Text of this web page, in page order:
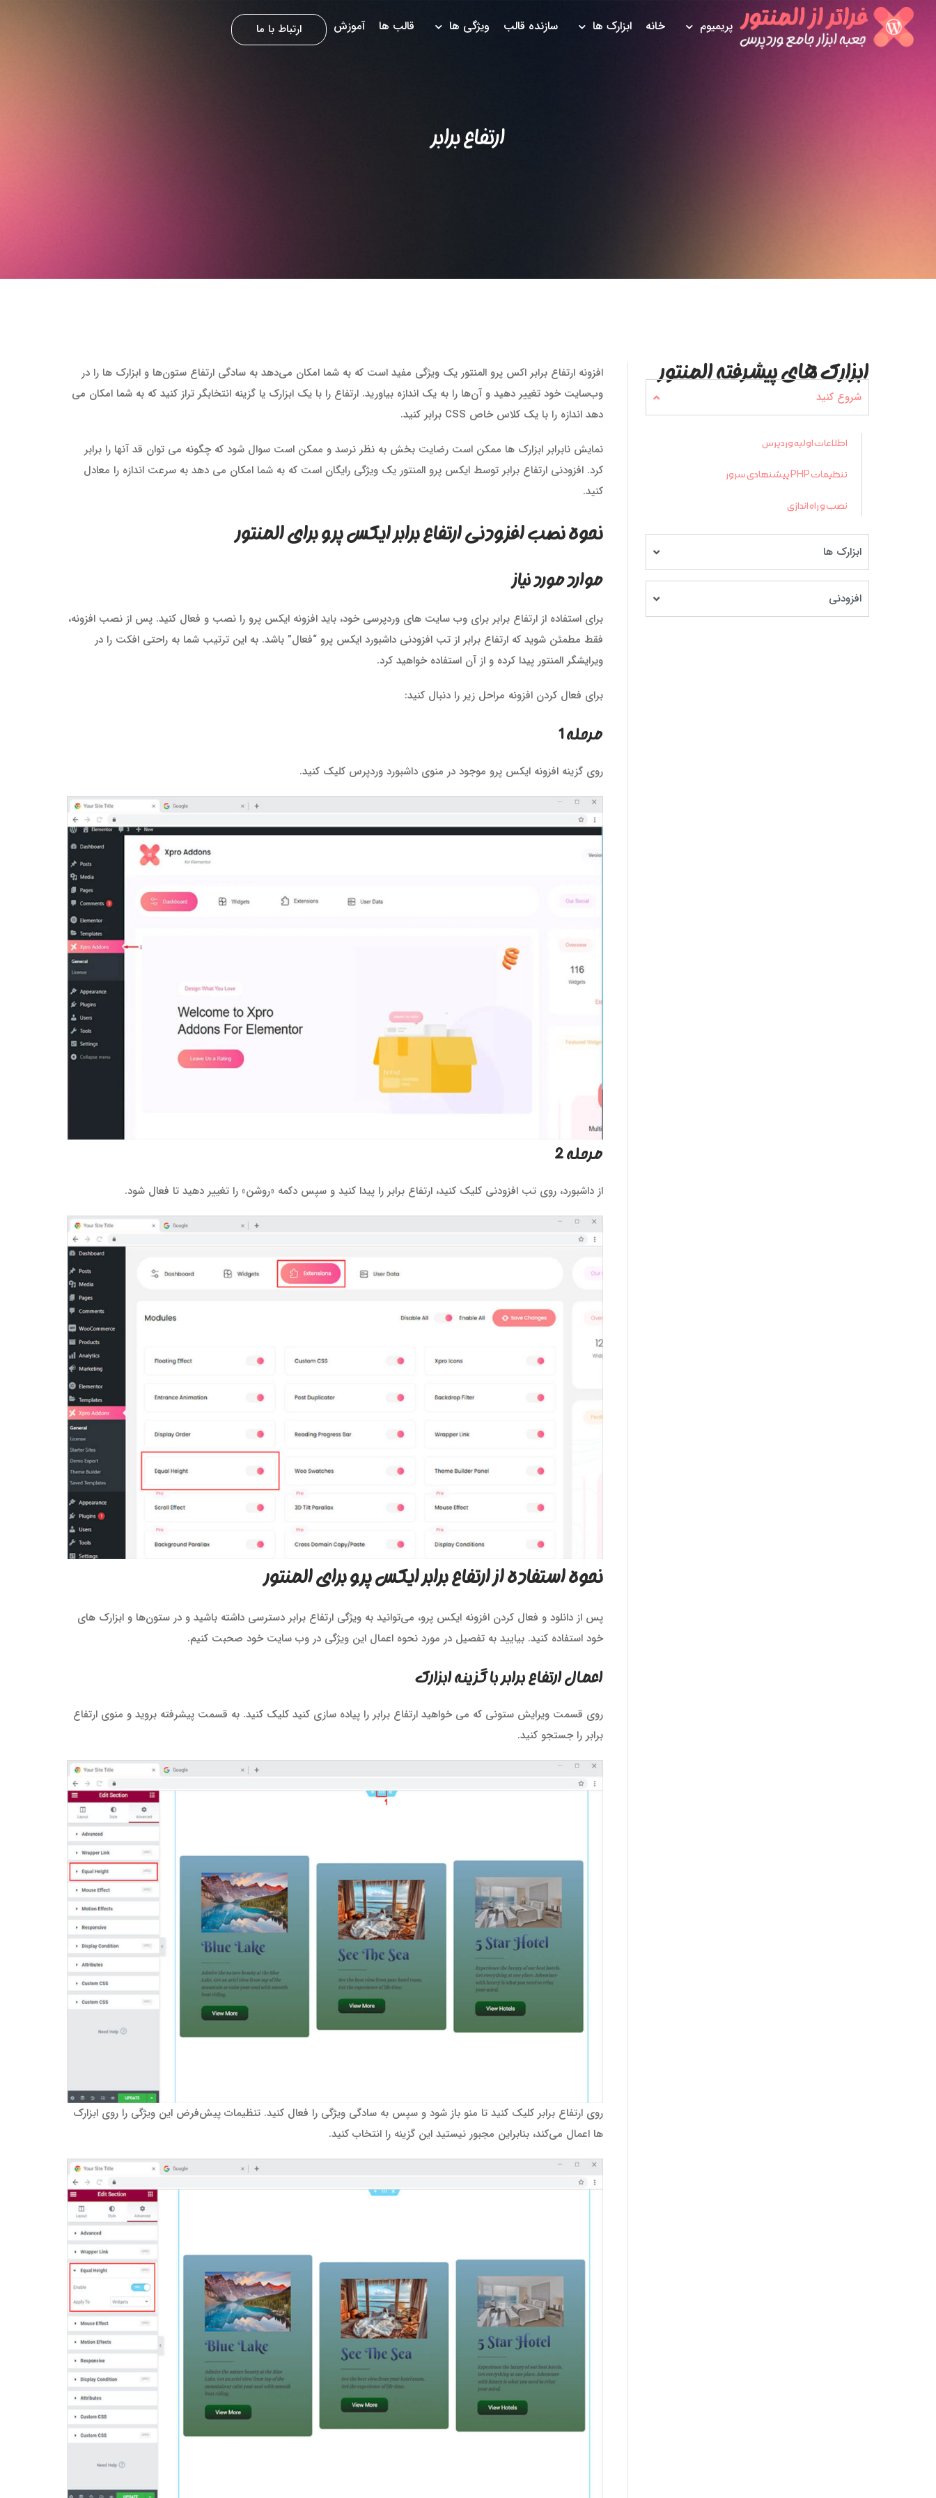
پریمیوم خانه ابزارک ها سازنده قالب ویژگی ها قالب ها آموزش ارتباط با ما
ارتفاع برابر
ابزارک های پیشرفته المنتور
شروع کنید
اطلاعات اولیه وردپرس
تنظیمات PHP پیشنهادی سرور
نصب و راه اندازی
ابزارک ها
افزودنی
افزونه ارتفاع برابر اکس پرو المنتور یک ویژگی مفید است که به شما امکان می‌دهد به سادگی ارتفاع ستون‌ها و ابزارک ها را در
وب‌سایت خود تغییر دهید و آن‌ها را به یک اندازه بیاورید. ارتفاع را با یک ابزارک یا گزینه انتخابگر تراز کنید که به شما امکان می
دهد اندازه را با یک کلاس خاص CSS برابر کنید.
نمایش نابرابر ابزارک ها ممکن است رضایت بخش به نظر نرسد و ممکن است سوال شود که چگونه می توان قد آنها را برابر
کرد. افزودنی ارتفاع برابر توسط ایکس پرو المنتور یک ویژگی رایگان است که به شما امکان می دهد به سرعت اندازه را معادل
کنید.
نحوه نصب افزودنی ارتفاع برابر ایکس پرو برای المنتور
موارد مورد نیاز
برای استفاده از ارتفاع برابر برای وب سایت های وردپرسی خود، باید افزونه ایکس پرو را نصب و فعال کنید. پس از نصب افزونه،
فقط مطمئن شوید که ارتفاع برابر از تب افزودنی داشبورد ایکس پرو “فعال” باشد. به این ترتیب شما به راحتی افکت را در
ویرایشگر المنتور پیدا کرده و از آن استفاده خواهید کرد.
برای فعال کردن افزونه مراحل زیر را دنبال کنید:
مرحله 1
روی گزینه افزونه ایکس پرو موجود در منوی داشبورد وردپرس کلیک کنید.
مرحله 2
از داشبورد، روی تب افزودنی کلیک کنید، ارتفاع برابر را پیدا کنید و سپس دکمه «روشن» را تغییر دهید تا فعال شود.
نحوه استفاده از ارتفاع برابر ایکس پرو برای المنتور
پس از دانلود و فعال کردن افزونه ایکس پرو، می‌توانید به ویژگی ارتفاع برابر دسترسی داشته باشید و در ستون‌ها و ابزارک های
خود استفاده کنید. بیایید به تفصیل در مورد نحوه اعمال این ویژگی در وب سایت خود صحبت کنیم.
اعمال ارتفاع برابر با گزینه ابزارک
روی قسمت ویرایش ستونی که می خواهید ارتفاع برابر را پیاده سازی کنید کلیک کنید. به قسمت پیشرفته بروید و منوی ارتفاع
برابر را جستجو کنید.
روی ارتفاع برابر کلیک کنید تا منو باز شود و سپس به سادگی ویژگی را فعال کنید. تنظیمات پیش‌فرض این ویژگی را روی ابزارک
ها اعمال می‌کند، بنابراین مجبور نیستید این گزینه را انتخاب کنید.